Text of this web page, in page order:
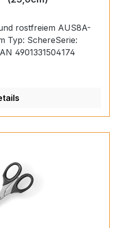
rostfreiem AUS8A-
7000Artikel-Nr.: 7250EAN 4901331504174